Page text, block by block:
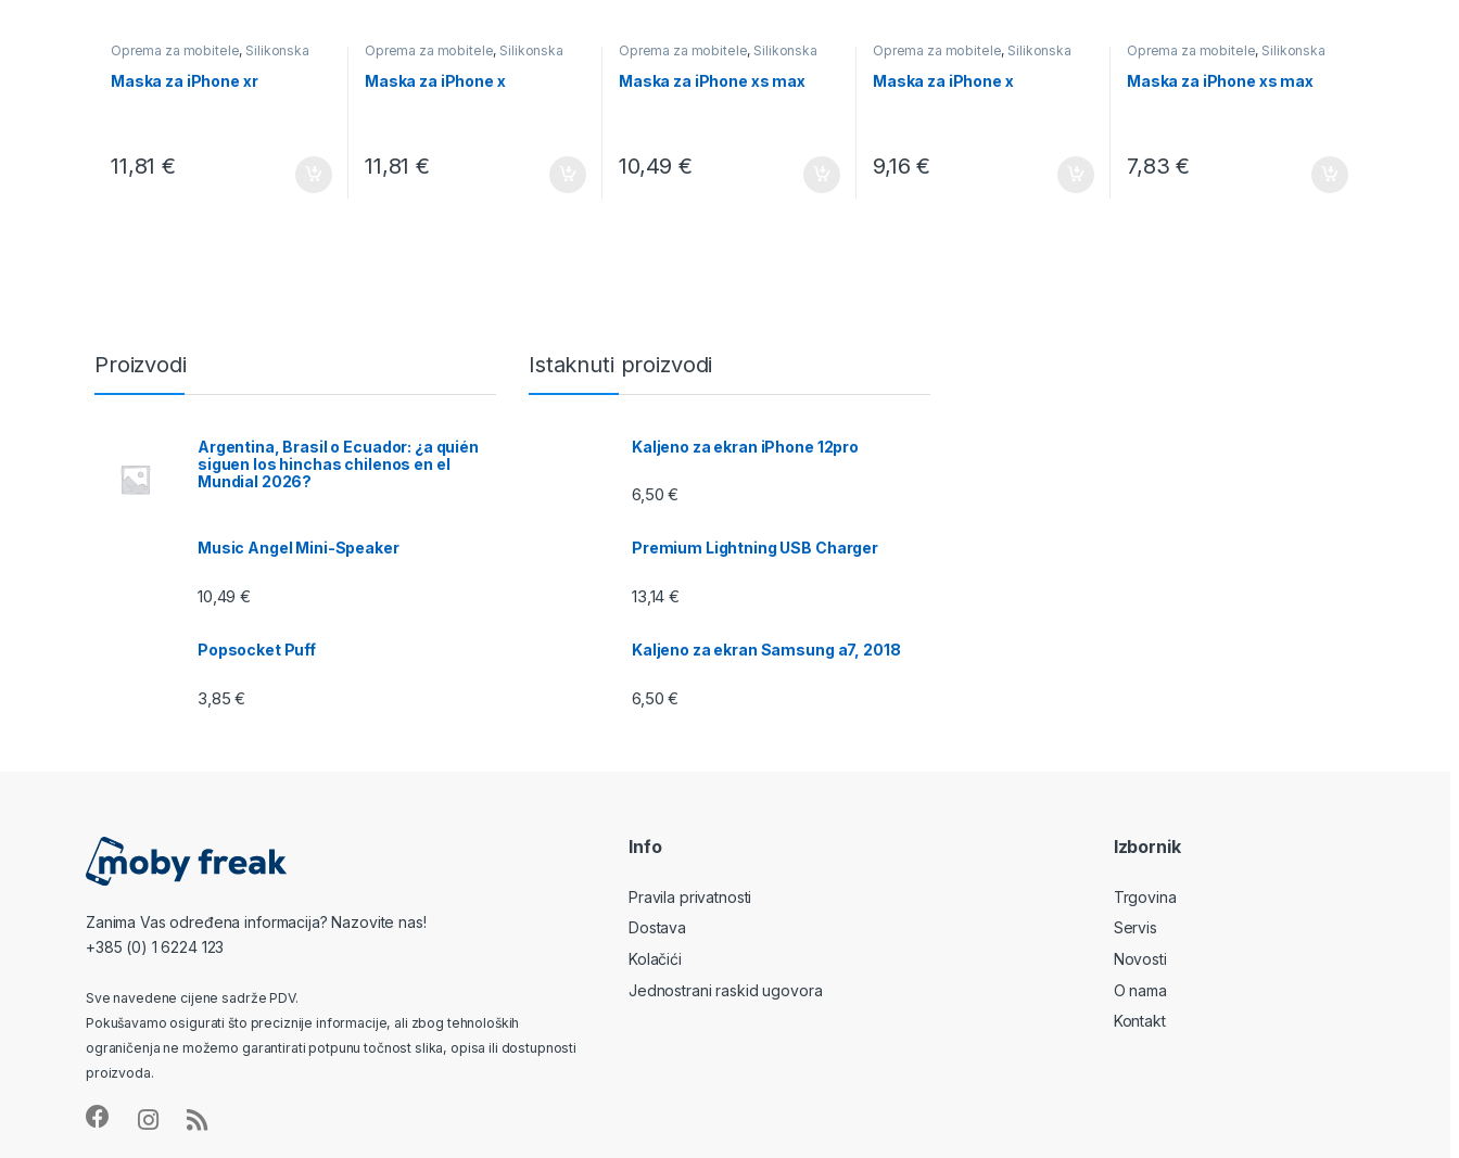
Oprema za mobitele, Silikonska
Maska za iPhone xr
11,81€
Oprema za mobitele, Silikonska
Maska za iPhone x
11,81€
Oprema za mobitele, Silikonska
Maska za iPhone xs max
10,49€
Oprema za mobitele, Silikonska
Maska za iPhone x
9,16€
Oprema za mobitele, Silikonska
Maska za iPhone xs max
7,83€
Proizvodi
Argentina, Brasil o Ecuador: ¿a quién
siguen los hinchas chilenos en el
Mundial 2026?
Music Angel Mini-Speaker
10,49€
Popsocket Puff
3,85€
Istaknuti proizvodi
Kaljeno za ekran iPhone 12pro
6,50€
Premium Lightning USB Charger
13,14€
Kaljeno za ekran Samsung a7, 2018
6,50€
Zanima Vas određena informacija? Nazovite nas!
+385 (0) 1 6224 123
Sve navedene cijene sadrže PDV.
Pokušavamo osigurati što preciznije informacije, ali zbog tehnoloških
ograničenja ne možemo garantirati potpunu točnost slika, opisa ili dostupnosti
proizvoda.
Info
Pravila privatnosti
Dostava
Kolačići
Jednostrani raskid ugovora
Izbornik
Trgovina
Servis
Novosti
O nama
Kontakt